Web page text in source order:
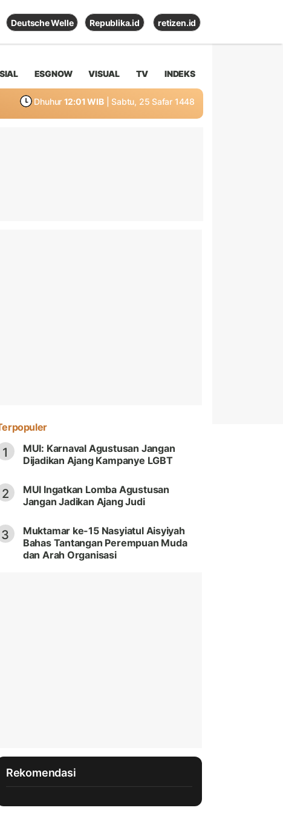
Deutsche Welle Republika.id retizen.id
ESGNOW VISUAL TV INDEKS
Dhuhur 12:01 WIB | Sabtu, 25 Safar 1448
1
MUI: Karnaval Agustusan Jangan
Dijadikan Ajang Kampanye LGBT
2
MUI Ingatkan Lomba Agustusan
Jangan Jadikan Ajang Judi
3
Muktamar ke-15 Nasyiatul Aisyiyah
Bahas Tantangan Perempuan Muda
dan Arah Organisasi
Rekomendasi